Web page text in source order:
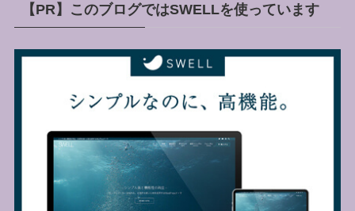
【PR】このブログではSWELLを使っています